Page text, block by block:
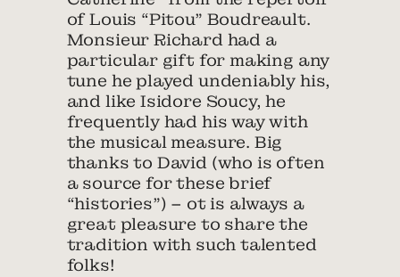
of Louis “Pitou” Boudreault.
Monsieur Richard had a
particular gift for making any
tune he played undeniably his,
and like Isidore Soucy, he
frequently had his way with
the musical measure. Big
thanks to David (who is often
a source for these brief
“histories”) – ot is always a
great pleasure to share the
tradition with such talented
folks!